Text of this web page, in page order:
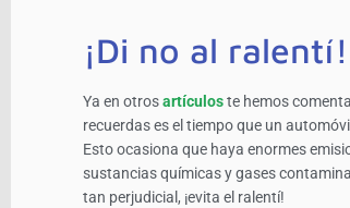
¡Di no al ralentí!
Ya en otrosartículoste hemos
recuerdas es el tiempo que un
Esto ocasiona que haya enormes
sustancias químicas y gases
tan perjudicial, ¡evita el ralentí!